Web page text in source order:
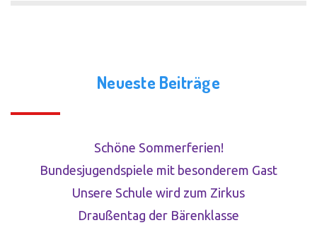
Neueste Beiträge
Schöne Sommerferien!
Bundesjugendspiele mit besonderem Gast
Unsere Schule wird zum Zirkus
Draußentag der Bärenklasse